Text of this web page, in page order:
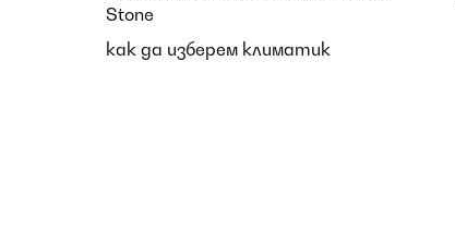
Stone
как да изберем климатик